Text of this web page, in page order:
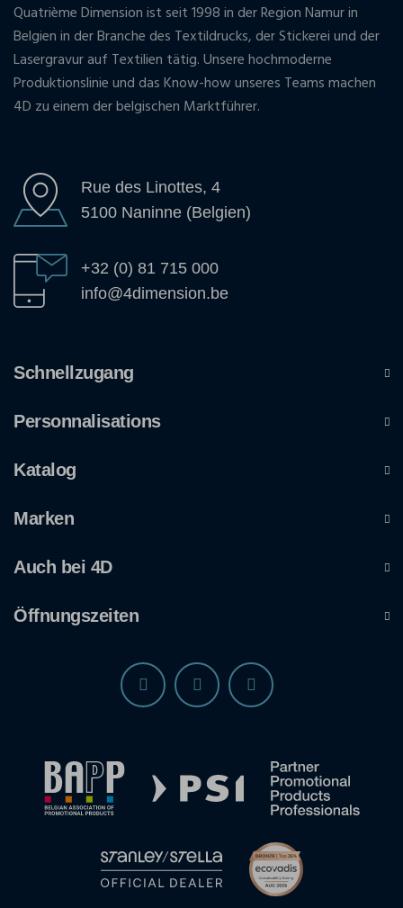
Quatrième Dimension ist seit 1998 in der Region Namur in
Belgien in der Branche des Textildrucks, der Stickerei und der
Lasergravur auf Textilien tätig. Unsere hochmoderne
Produktionslinie und das Know-how unseres Teams machen
4D zu einem der belgischen Marktführer.
Rue des Linottes, 4
5100 Naninne (Belgien)
+32 (0) 81 715 000
info@4dimension.be
Schnellzugang
Personnalisations
Katalog
Marken
Auch bei 4D
Öffnungszeiten